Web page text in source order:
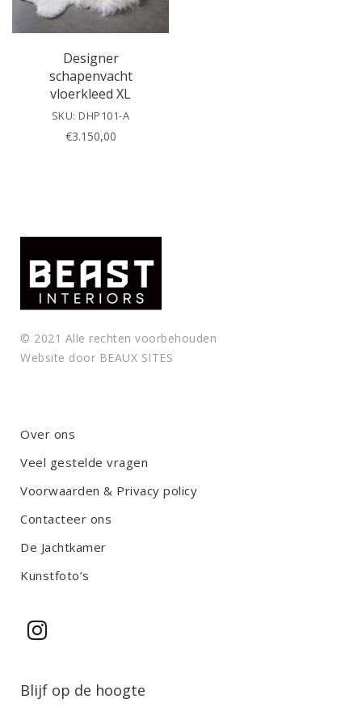
i
e
Designer
schapenvacht
vloerkleed XL
SKU: DHP101-A
€3.150,00
© 2021 Alle rechten voorbehouden
Website door BEAUX SITES
Over ons
Veel gestelde vragen
Voorwaarden & Privacy policy
Contacteer ons
De Jachtkamer
Kunstfoto’s
Blijf op de hoogte